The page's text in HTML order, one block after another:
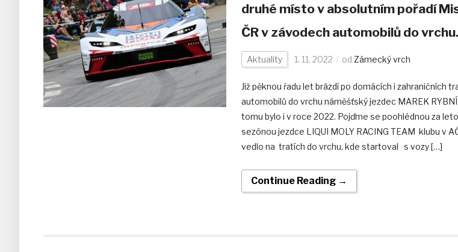
druhé místo v absolutním pořadí
ČR v závodech automobilů do vrchu.
Aktuality 1. 11. 2022 od Zámecký vrch
Již pěknou řadu let brázdí po domácích i zahraničních
automobilů do vrchu náměšťský jezdec MAREK
tomu bylo i v roce 2022. Pojďme se poohlédnou za
sezónou jezdce LIQUI MOLY RACING TEAM klubu v
vedlo na tratích do vrchu, kde startoval s vozy […]
Continue Reading →